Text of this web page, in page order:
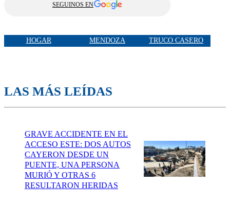
SEGUINOS EN
HOGAR MENDOZA TRUCO CASERO
LAS MÁS LEÍDAS
GRAVE ACCIDENTE EN EL
ACCESO ESTE: DOS AUTOS
CAYERON DESDE UN
PUENTE, UNA PERSONA
MURIÓ Y OTRAS 6
RESULTARON HERIDAS